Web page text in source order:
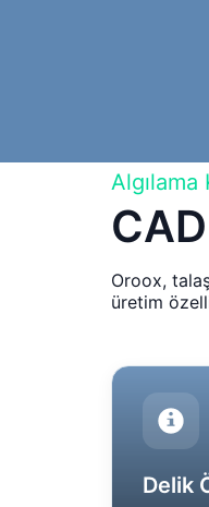
Oroox,
üretim
Delik